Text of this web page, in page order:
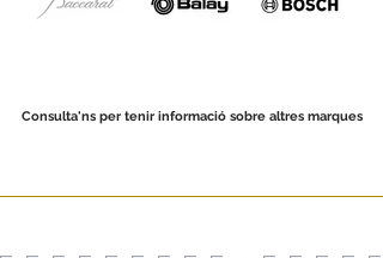
Consulta'ns per tenir informació sobre altres marques